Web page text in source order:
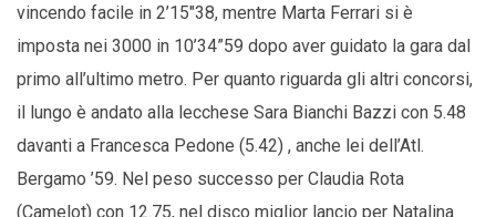
vincendo facile in 2’15″38, mentre Marta Ferrari si è
imposta nei 3000 in 10’34”59 dopo aver guidato la gara dal
primo all’ultimo metro. Per quanto riguarda gli altri concorsi,
il lungo è andato alla lecchese Sara Bianchi Bazzi con 5.48
davanti a Francesca Pedone (5.42) , anche lei dell’Atl.
Bergamo ’59. Nel peso successo per Claudia Rota
(Camelot) con 12.75, nel disco miglior lancio per Natalina